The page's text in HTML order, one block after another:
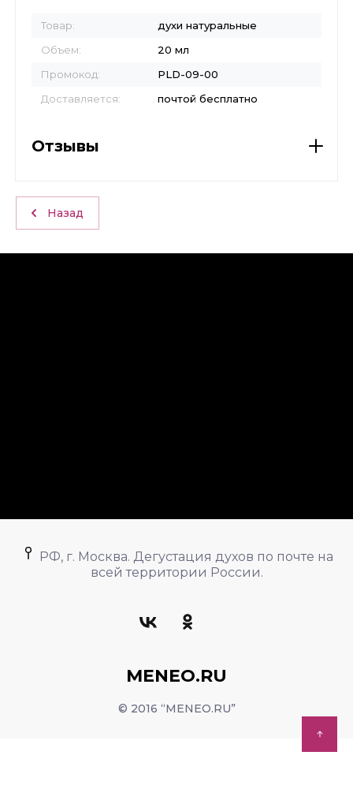
Товар:
духи натуральные
Объем:
20 мл
Промокод:
PLD-09-00
Доставляется:
почтой бесплатно
Отзывы
Назад
MENEO.RU
© 2016 “MENEO.RU”
РФ, г. Москва. Дегустация духов по почте на
всей территории России.